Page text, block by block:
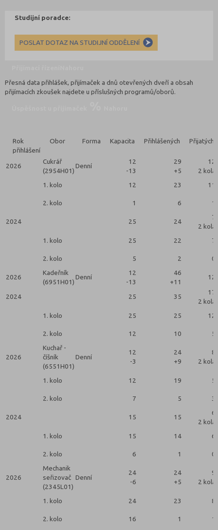
Studijní poradce:
POSLAT DOTAZ NA STUDIJNÍ ODDĚLENÍ
Přesná data přihlášek, přijímaček a dnů otevřených dveří a obsah
přijímacích zkoušek najdete u příslušných programů/oborů.
Rok
přihlášení
Obor Forma Kapacita Přihlášených Přijatých
2026
Cukrář
(2954H01)
Denní
12
-13
29
+5
12
2 kola
1. kolo
12 23 11
2. kolo 1 6 1
2024 25 24
7
2 kola
1. kolo
25 22 7
2. kolo 5 2 0
2026
Kadeřník
(6951H01)
Denní
12
-13
46
+11
12
2024 25 35
17
2 kola
1. kolo
25 25 12
2. kolo 12 10 5
2026
Kuchař -
číšník
(6551H01)
Denní
12
-3
24
+9
8
2 kola
1. kolo 12 19 5
2. kolo 7 5 3
2024 15 15
6
2 kola
1. kolo
15 14 6
2. kolo 6 1 0
2026
Mechanik
seřizovač
(2345L01)
Denní
24
-6
24
+5
9
2 kola
1. kolo 24 23 8
2. kolo 16 1
1